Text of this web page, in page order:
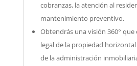
cobranzas, la atención al
mantenimiento preventivo.
Obtendrás una visión 360°
legal de la propiedad
de la administración